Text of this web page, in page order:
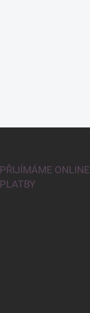
PŘIJÍMÁME ONLINE
PLATBY